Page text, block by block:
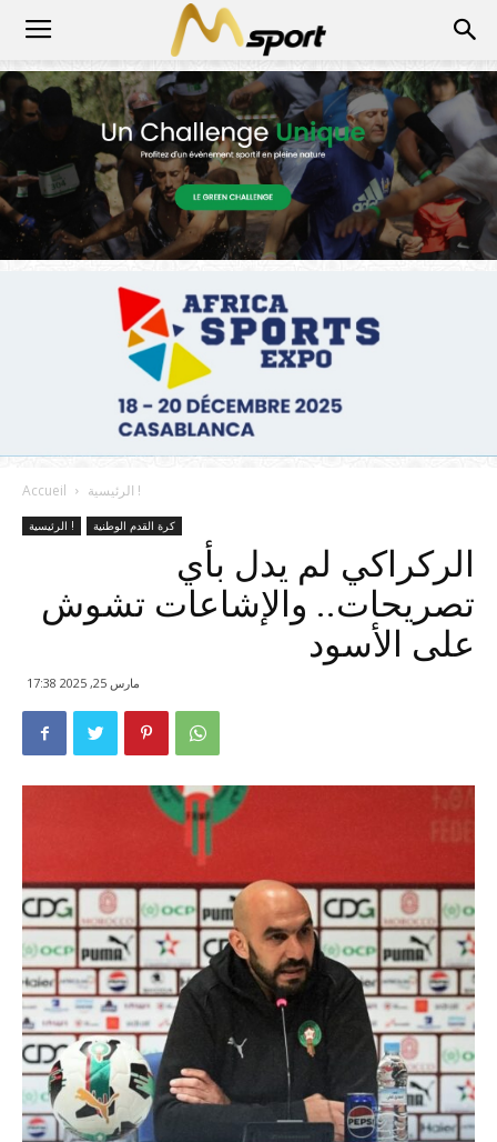
Accueil الرئيسية !
الرئيسية ! كرة القدم الوطنية
الركراكي لم يدل بأي
تصريحات.. والإشاعات تشوش
على الأسود
مارس 25, 2025 17:38